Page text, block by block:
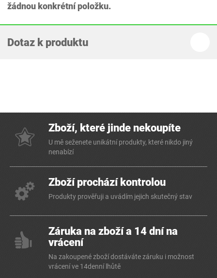
žádnou konkrétní položku.
Dotaz k produktu
Zboží, které jinde nekoupíte
U mě seženete unikátní produkty, které nikdo jiný
nenabízí
Zboží prochází kontrolou
Produkty prověřuji a uvádím jejich skutečný stav
Záruka na zboží a 14 dní na
vrácení
Na zakoupené zboží dostáváte záruku i možnost
vrácení ve 14denní lhůtě